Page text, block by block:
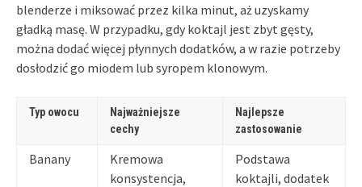
blenderze i miksować przez kilka minut, aż uzyskamy
gładką masę. W przypadku, gdy koktajl jest zbyt gęsty,
można dodać więcej płynnych dodatków, a w razie potrzeby
dosłodzić go miodem lub syropem klonowym.
Typ owocu
Najważniejsze
cechy
Najlepsze
zastosowanie
Banany
Kremowa
konsystencja,
Podstawa
koktajli, dodatek